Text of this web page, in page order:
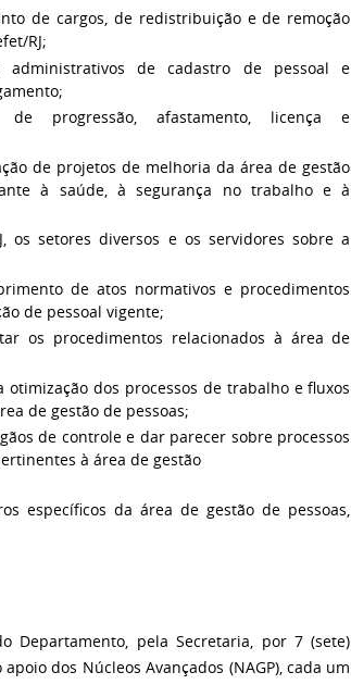
de cargos, de redistribuição e de remoção
RJ;
de cadastro de pessoal e
de progressão, afastamento, licença e
de projetos de melhoria da área de gestão
à saúde, à segurança no trabalho e à
os setores diversos e os servidores sobre a
de atos normativos e procedimentos
de pessoal vigente;
os procedimentos relacionados à área de
dos processos de trabalho e fluxos
de gestão de pessoas;
de controle e dar parecer sobre processos
à área de gestão
específicos da área de gestão de pessoas,
Departamento, pela Secretaria, por 7 (sete)
dos Núcleos Avançados (NAGP), cada um